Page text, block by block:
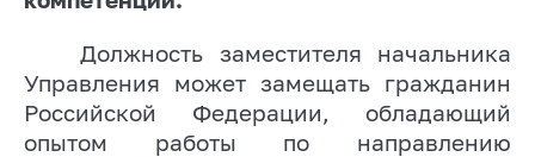
Должность заместителя начальника
Управления может замещать гражданин
Российской Федерации, обладающий
опытом работы по направлению